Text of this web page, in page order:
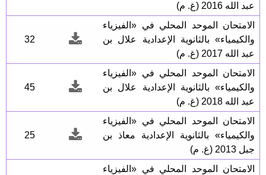
عبد الله 2016 (غ. م)
الامتحان الموحد المحلي في «الفيزياء
والكيمياء» بالثانوية الإعدادية علال بن
عبد الله 2017 (غ. م)
32
الامتحان الموحد المحلي في «الفيزياء
والكيمياء» بالثانوية الإعدادية علال بن
عبد الله 2018 (غ. م)
45
الامتحان الموحد المحلي في «الفيزياء
والكيمياء» بالثانوية الإعدادية معاذ بن
جبل 2013 (غ. م)
25
الامتحان الموحد المحلي في «الفيزياء